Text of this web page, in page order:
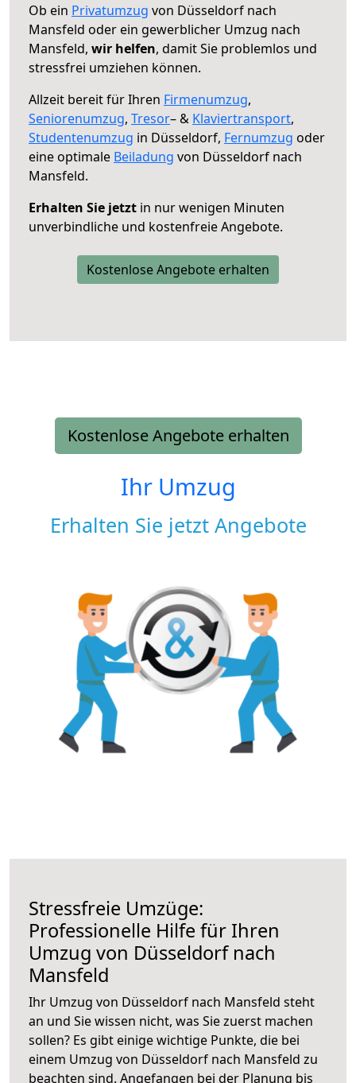
Ob ein Privatumzug von Düsseldorf nach
Mansfeld oder ein gewerblicher Umzug nach
Mansfeld, wir helfen, damit Sie problemlos und
stressfrei umziehen können.
Allzeit bereit für Ihren Firmenumzug,
Seniorenumzug, Tresor– & Klaviertransport,
Studentenumzug in Düsseldorf, Fernumzug oder
eine optimale Beiladung von Düsseldorf nach
Mansfeld.
Erhalten Sie jetzt in nur wenigen Minuten
unverbindliche und kostenfreie Angebote.
Kostenlose Angebote erhalten
Kostenlose Angebote erhalten
Ihr Umzug
Erhalten Sie jetzt Angebote
Stressfreie Umzüge:
Professionelle Hilfe für Ihren
Umzug von Düsseldorf nach
Mansfeld
Ihr Umzug von Düsseldorf nach Mansfeld steht
an und Sie wissen nicht, was Sie zuerst machen
sollen? Es gibt einige wichtige Punkte, die bei
einem Umzug von Düsseldorf nach Mansfeld zu
beachten sind. Angefangen bei der Planung bis